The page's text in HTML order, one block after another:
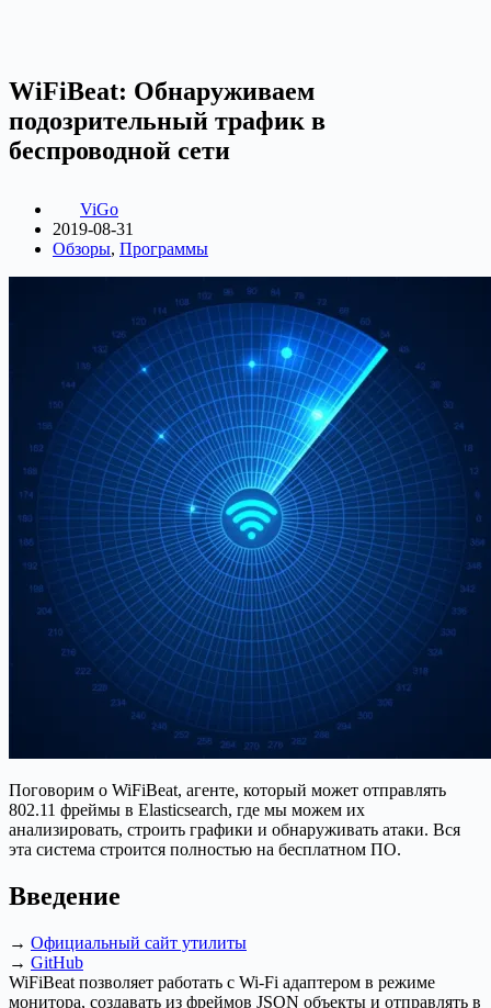
WiFiBeat: Обнаруживаем
подозрительный трафик в
беспроводной сети
ViGo
2019-08-31
Обзоры, Программы
Поговорим о WiFiBeat, агенте, который может отправлять
802.11 фреймы в Elasticsearch, где мы можем их
анализировать, строить графики и обнаруживать атаки. Вся
эта система строится полностью на бесплатном ПО.
Введение
→ Официальный сайт утилиты
→ GitHub
WiFiBeat позволяет работать с Wi-Fi адаптером в режиме
монитора, создавать из фреймов JSON объекты и отправлять в